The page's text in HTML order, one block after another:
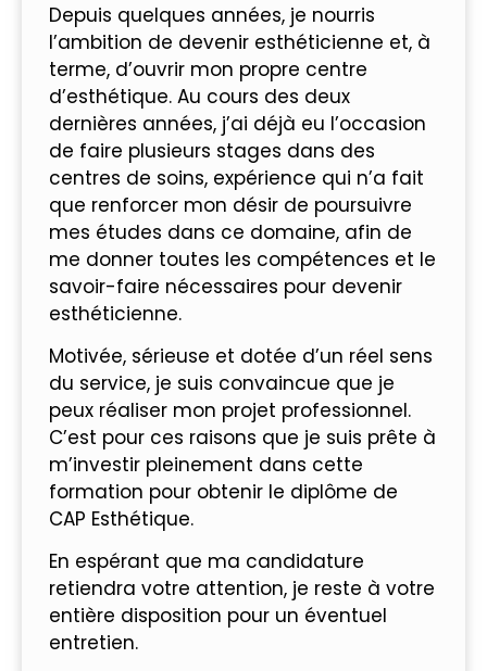
Depuis quelques années, je nourris
l’ambition de devenir esthéticienne et, à
terme, d’ouvrir mon propre centre
d’esthétique. Au cours des deux
dernières années, j’ai déjà eu l’occasion
de faire plusieurs stages dans des
centres de soins, expérience qui n’a fait
que renforcer mon désir de poursuivre
mes études dans ce domaine, afin de
me donner toutes les compétences et le
savoir-faire nécessaires pour devenir
esthéticienne.
Motivée, sérieuse et dotée d’un réel sens
du service, je suis convaincue que je
peux réaliser mon projet professionnel.
C’est pour ces raisons que je suis prête à
m’investir pleinement dans cette
formation pour obtenir le diplôme de
CAP Esthétique.
En espérant que ma candidature
retiendra votre attention, je reste à votre
entière disposition pour un éventuel
entretien.